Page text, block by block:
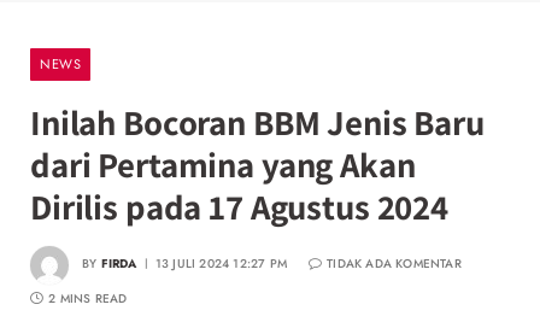
NEWS
Inilah Bocoran BBM Jenis Baru
dari Pertamina yang Akan
Dirilis pada 17 Agustus 2024
BY FIRDA 13 JULI 2024 12:27 PM
TIDAK ADA KOMENTAR
2 MINS READ